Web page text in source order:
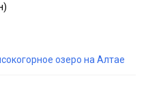
озеро на Алтае